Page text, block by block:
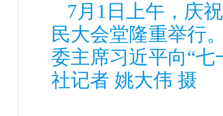
7月1日上午，庆
民大会堂隆重举行
委主席习近平向“
社记者 姚大伟 摄